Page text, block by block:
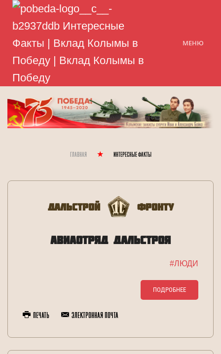
МЕНЮ
Главная Интересные Факты
Дальстрой Фронту
АВИАОТРЯД ДАЛЬСТРОЯ
#ЛЮДИ
ПОДРОБНЕЕ
Печать Электронная почта